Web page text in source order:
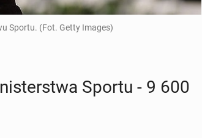
Sportu. (Fot. Getty Images)
Sportu - 9 600